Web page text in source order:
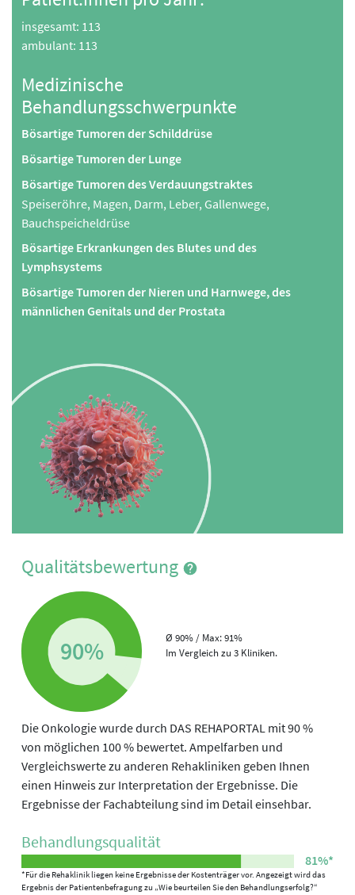
insgesamt: 113
ambulant: 113
Medizinische
Behandlungsschwerpunkte
Bösartige Tumoren der Schilddrüse
Bösartige Tumoren der Lunge
Bösartige Tumoren des Verdauungstraktes
Speiseröhre, Magen, Darm, Leber, Gallenwege,
Bauchspeicheldrüse
Bösartige Erkrankungen des Blutes und des
Lymphsystems
Bösartige Tumoren der Nieren und Harnwege, des
männlichen Genitals und der Prostata
Qualitätsbewertung
90%
Ø 90% / Max: 91%
Im Vergleich zu 3 Kliniken.
Die Onkologie wurde durch DAS REHAPORTAL mit 90 %
von möglichen 100 % bewertet. Ampelfarben und
Vergleichswerte zu anderen Rehakliniken geben Ihnen
einen Hinweis zur Interpretation der Ergebnisse. Die
Ergebnisse der Fachabteilung sind im Detail einsehbar.
Behandlungs­qualität
81%*
*Für die Rehaklinik liegen keine Ergebnisse der Kostenträger vor. Angezeigt wird das
Ergebnis der Patientenbefragung zu „Wie beurteilen Sie den Behandlungserfolg?“